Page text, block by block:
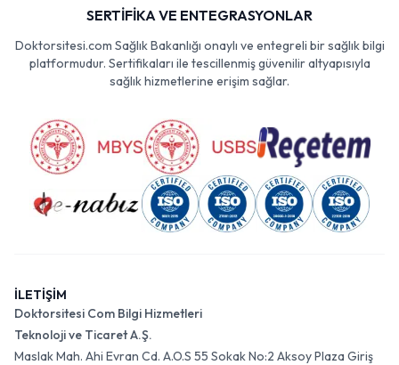
SERTİFİKA VE ENTEGRASYONLAR
Doktorsitesi.com Sağlık Bakanlığı onaylı ve entegreli bir sağlık bilgi
platformudur. Sertifikaları ile tescillenmiş güvenilir altyapısıyla
sağlık hizmetlerine erişim sağlar.
İLETİŞİM
Doktorsitesi Com Bilgi Hizmetleri
Teknoloji ve Ticaret A.Ş.
Maslak Mah. Ahi Evran Cd. A.O.S 55 Sokak No:2 Aksoy Plaza Giriş